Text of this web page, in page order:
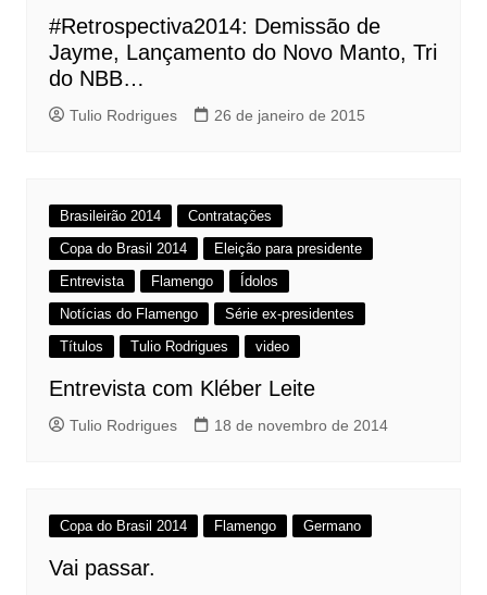
#Retrospectiva2014: Demissão de
Jayme, Lançamento do Novo Manto, Tri
do NBB…
Tulio Rodrigues 26 de janeiro de 2015
Brasileirão 2014
Contratações
Copa do Brasil 2014
Eleição para presidente
Entrevista
Flamengo
Ídolos
Notícias do Flamengo
Série ex-presidentes
Títulos
Tulio Rodrigues video
Entrevista com Kléber Leite
Tulio Rodrigues 18 de novembro de 2014
Copa do Brasil 2014 Flamengo Germano
Vai passar.